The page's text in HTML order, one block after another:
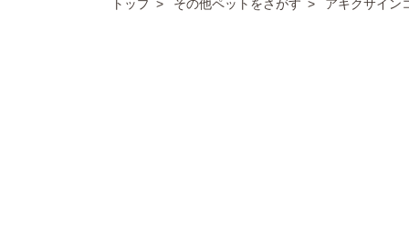
トップ その他ペットをさがす アキクサイン